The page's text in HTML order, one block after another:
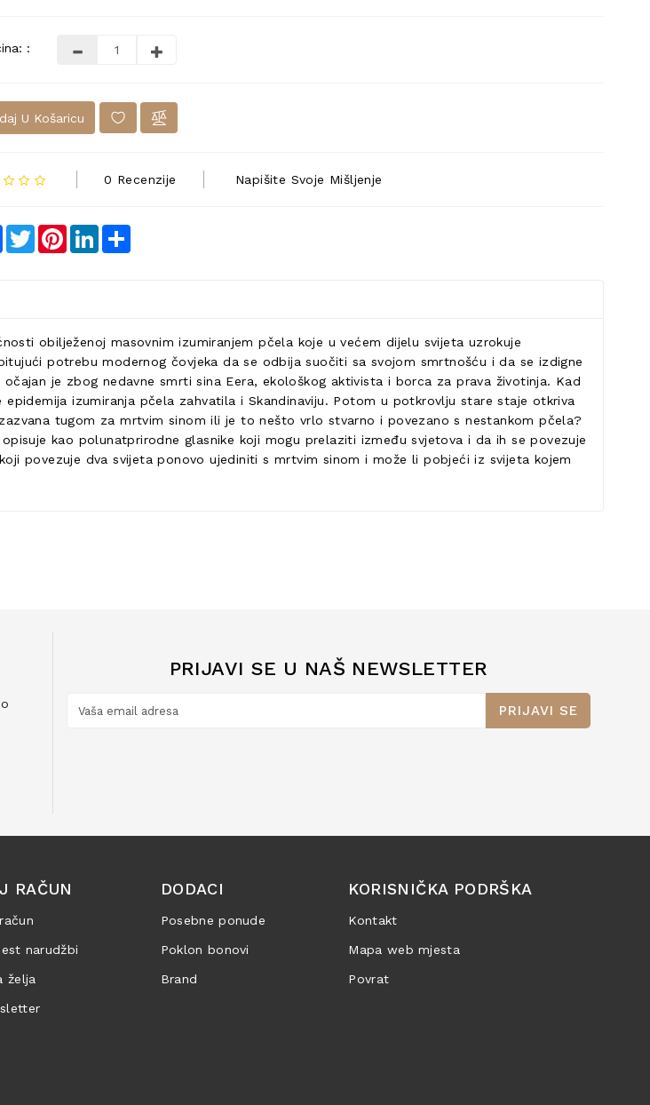
:
U Košaricu
0 Recenzije Napišite Svoje Mišljenje
Facebook
TwitterPinterestLinkedIn
obilježenoj masovnim izumiranjem pčela koje u većem dijelu svijeta uzrokuje
potrebu modernog čovjeka da se odbija suočiti sa svojom smrtnošću i da se izdigne
je zbog nedavne smrti sina Eera, ekološkog aktivista i borca za prava životinja. Kad
izumiranja pčela zahvatila i Skandinaviju. Potom u potkrovlju stare staje otkriva
tugom za mrtvim sinom ili je to nešto vrlo stvarno i povezano s nestankom pčela?
kao polunatprirodne glasnike koji mogu prelaziti između svjetova i da ih se povezuje
povezuje dva svijeta ponovo ujediniti s mrtvim sinom i može li pobjeći iz svijeta kojem
PRIJAVI SE U NAŠ NEWSLETTER
PRIJAVI SE
RAČUN
narudžbi
želja
DODACI
Posebne ponude
Poklon bonovi
Brand
KORISNIČKA PODRŠKA
Kontakt
Mapa web mjesta
Povrat